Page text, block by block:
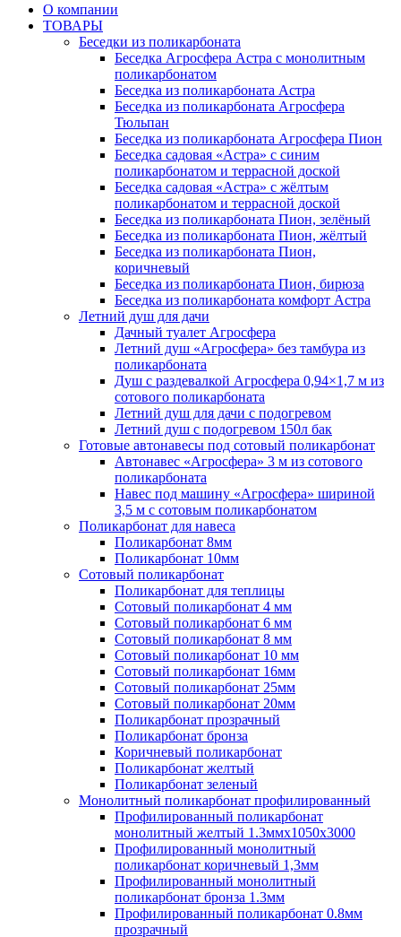
О компании
ТОВАРЫ
Беседки из поликарбоната
Беседка Агросфера Астра с монолитным
поликарбонатом
Беседка из поликарбоната Астра
Беседка из поликарбоната Агросфера
Тюльпан
Беседка из поликарбоната Агросфера Пион
Беседка садовая «Астра» с синим
поликарбонатом и террасной доской
Беседка садовая «Астра» с жёлтым
поликарбонатом и террасной доской
Беседка из поликарбоната Пион, зелёный
Беседка из поликарбоната Пион, жёлтый
Беседка из поликарбоната Пион,
коричневый
Беседка из поликарбоната Пион, бирюза
Беседка из поликарбоната комфорт Астра
Летний душ для дачи
Дачный туалет Агросфера
Летний душ «Агросфера» без тамбура из
поликарбоната
Душ с раздевалкой Агросфера 0,94×1,7 м из
сотового поликарбоната
Летний душ для дачи с подогревом
Летний душ с подогревом 150л бак
Готовые автонавесы под сотовый поликарбонат
Автонавес «Агросфера» 3 м из сотового
поликарбоната
Навес под машину «Агросфера» шириной
3,5 м с сотовым поликарбонатом
Поликарбонат для навеса
Поликарбонат 8мм
Поликарбонат 10мм
Сотовый поликарбонат
Поликарбонат для теплицы
Сотовый поликарбонат 4 мм
Сотовый поликарбонат 6 мм
Сотовый поликарбонат 8 мм
Сотовый поликарбонат 10 мм
Сотовый поликарбонат 16мм
Сотовый поликарбонат 25мм
Сотовый поликарбонат 20мм
Поликарбонат прозрачный
Поликарбонат бронза
Коричневый поликарбонат
Поликарбонат желтый
Поликарбонат зеленый
Монолитный поликарбонат профилированный
Профилированный поликарбонат
монолитный желтый 1.3ммх1050х3000
Профилированный монолитный
поликарбонат коричневый 1,3мм
Профилированный монолитный
поликарбонат бронза 1.3мм
Профилированный поликарбонат 0.8мм
прозрачный